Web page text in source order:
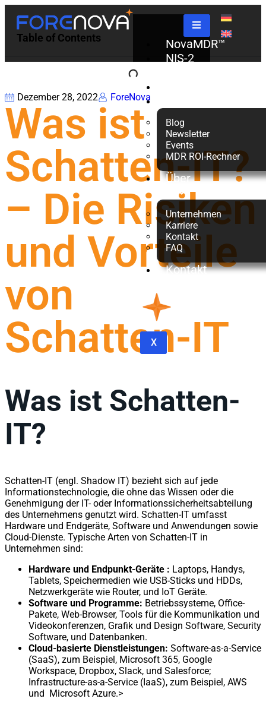
NovaMDR™
NIS-2
Blog
Newsletter
Events
MDR ROI-Rechner
Über
Unternehmen
Karriere
Kontakt
FAQ
Kontakt
X
Table of Contents
Dezember 28, 2022 ForeNova
Was ist
Schatten-IT?
– Die Risiken
und Vorteile
von
Schatten-IT
Was ist Schatten-
IT?
Schatten-IT (engl. Shadow IT) bezieht sich auf jede
Informationstechnologie, die ohne das Wissen oder die
Genehmigung der IT- oder Informationssicherheitsabteilung
des Unternehmens genutzt wird. Schatten-IT umfasst
Hardware und Endgeräte, Software und Anwendungen sowie
Cloud-Dienste. Typische Arten von Schatten-IT in
Unternehmen sind:
Hardware und Endpunkt-Geräte : Laptops, Handys,
Tablets, Speichermedien wie USB-Sticks und HDDs,
Netzwerkgeräte wie Router, und IoT Geräte.
Software und Programme: Betriebssysteme, Office-
Pakete, Web-Browser, Tools für die Kommunikation und
Videokonferenzen, Grafik und Design Software, Security
Software, und Datenbanken.
Cloud-basierte Dienstleistungen: Software-as-a-Service
(SaaS), zum Beispiel, Microsoft 365, Google
Workspace, Dropbox, Slack, und Salesforce;
Infrastructure-as-a-Service (IaaS), zum Beispiel, AWS
und Microsoft Azure.>